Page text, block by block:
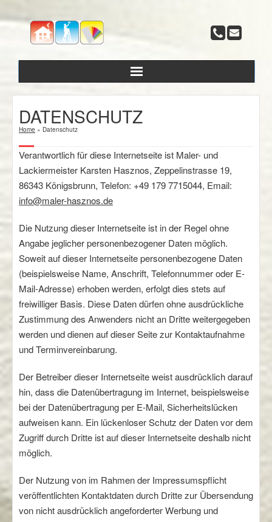
Leistungen
Fakten und Wissenswertes
Über uns
Kontakt
DATENSCHUTZ
Home » Datenschutz
Verantwortlich für diese Internetseite ist Maler- und
Lackiermeister Karsten Hasznos, Zeppelinstrasse 19,
86343 Königsbrunn, Telefon: +49 179 7715044, Email:
info@maler-hasznos.de
Die Nutzung dieser Internetseite ist in der Regel ohne
Angabe jeglicher personenbezogener Daten möglich.
Soweit auf dieser Internetseite personenbezogene Daten
(beispielsweise Name, Anschrift, Telefonnummer oder E-
Mail-Adresse) erhoben werden, erfolgt dies stets auf
freiwilliger Basis. Diese Daten dürfen ohne ausdrückliche
Zustimmung des Anwenders nicht an Dritte weitergegeben
werden und dienen auf dieser Seite zur Kontaktaufnahme
und Terminvereinbarung.
Der Betreiber dieser Internetseite weist ausdrücklich darauf
hin, dass die Datenübertragung im Internet, beispielsweise
bei der Datenübertragung per E-Mail, Sicherheitslücken
aufweisen kann. Ein lückenloser Schutz der Daten vor dem
Zugriff durch Dritte ist auf dieser Internetseite deshalb nicht
möglich.
Der Nutzung von im Rahmen der Impressumspflicht
veröffentlichten Kontaktdaten durch Dritte zur Übersendung
von nicht ausdrücklich angeforderter Werbung und